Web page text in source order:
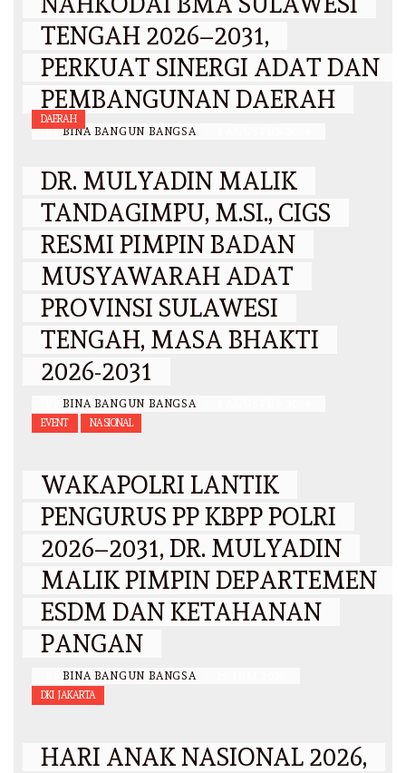
TENGAH 2026–2031,
PERKUAT SINERGI ADAT DAN
PEMBANGUNAN DAERAH
BY BINA BANGUN BANGSA
DAERAH
DR. MULYADIN MALIK
TANDAGIMPU, M.SI., CIGS
RESMI PIMPIN BADAN
MUSYAWARAH ADAT
PROVINSI SULAWESI
TENGAH, MASA BHAKTI
2026-2031
BINA BANGUN BANGSA
EVENT NASIONAL
WAKAPOLRI LANTIK
PENGURUS PP KBPP POLRI
2026–2031, DR. MULYADIN
MALIK PIMPIN DEPARTEMEN
ESDM DAN KETAHANAN
PANGAN
BINA BANGUN BANGSA
DKI JAKARTA
HARI ANAK NASIONAL 2026,